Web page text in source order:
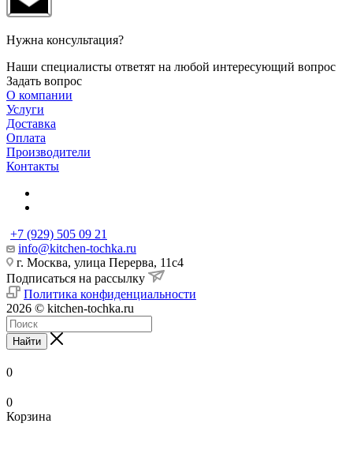
Нужна консультация?
Наши специалисты ответят на любой интересующий вопрос
Задать вопрос
О компании
Услуги
Доставка
Оплата
Производители
Контакты
+7 (929) 505 09 21
info@kitchen-tochka.ru
г. Москва, улица Перерва, 11с4
Подписаться на рассылку
Политика конфиденциальности
2026 © kitchen-tochka.ru
Найти
0
0
Корзина